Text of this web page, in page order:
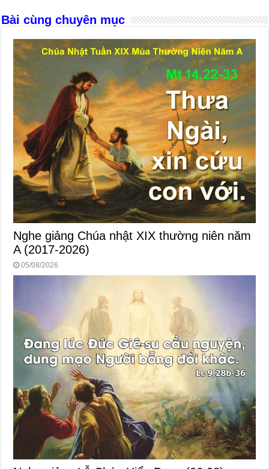
k
Bài cùng chuyên mục
Nghe giảng Chúa nhật XIX thường niên năm
A (2017-2026)
05/08/2026